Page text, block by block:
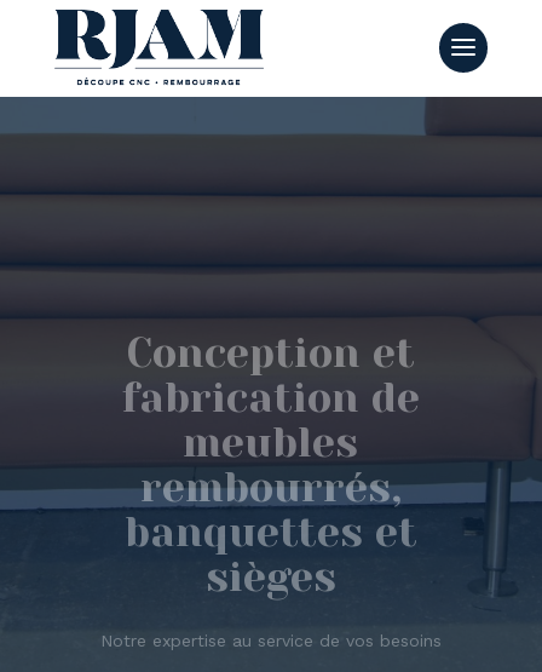
Conception et
fabrication de
meubles
rembourrés,
banquettes et
sièges
Notre expertise au service de vos besoins